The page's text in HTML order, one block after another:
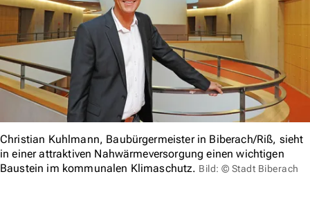
Christian Kuhlmann, Baubürgermeister in Biberach/Riß, sieht
in einer attraktiven Nahwärmeversorgung einen wichtigen
Baustein im kommunalen Klimaschutz. Bild: © Stadt Biberach